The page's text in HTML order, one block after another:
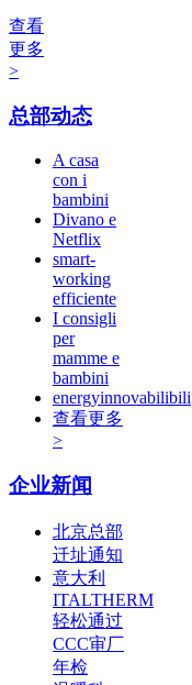
查看
更多
>
总部动态
A casa
con i
bambini
Divano e
Netflix
smart-
working
efficiente
I consigli
per
mamme e
bambini
energyinnovabilibili
查看更多
>
企业新闻
北京总部
迁址通知
意大利
ITALTHERM
轻松通过
CCC审厂
年检